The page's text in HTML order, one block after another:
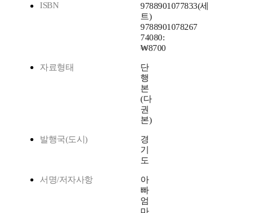
ISBN
9788901077833(세
트)
9788901078267
74080:
₩8700
자료형태
단
행
본
(다
권
본)
발행국(도시)
경
기
도
서명/저자사항
아
빠
엄